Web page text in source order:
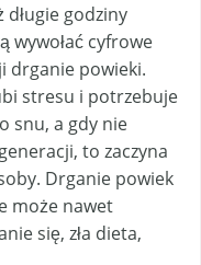
godziny
wywołać cyfrowe
drganie powieki.
stresu i potrzebuje
snu, a gdy nie
to zaczyna
Drganie powiek
może nawet
się, zła dieta,